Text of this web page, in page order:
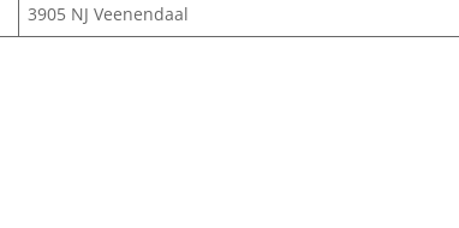
3905 NJ Veenendaal